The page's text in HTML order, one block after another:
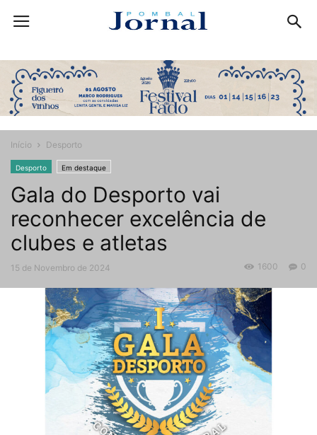
Início Desporto
Desporto Em destaque
Gala do Desporto vai
reconhecer excelência de
clubes e atletas
15 de Novembro de 2024 0
1600